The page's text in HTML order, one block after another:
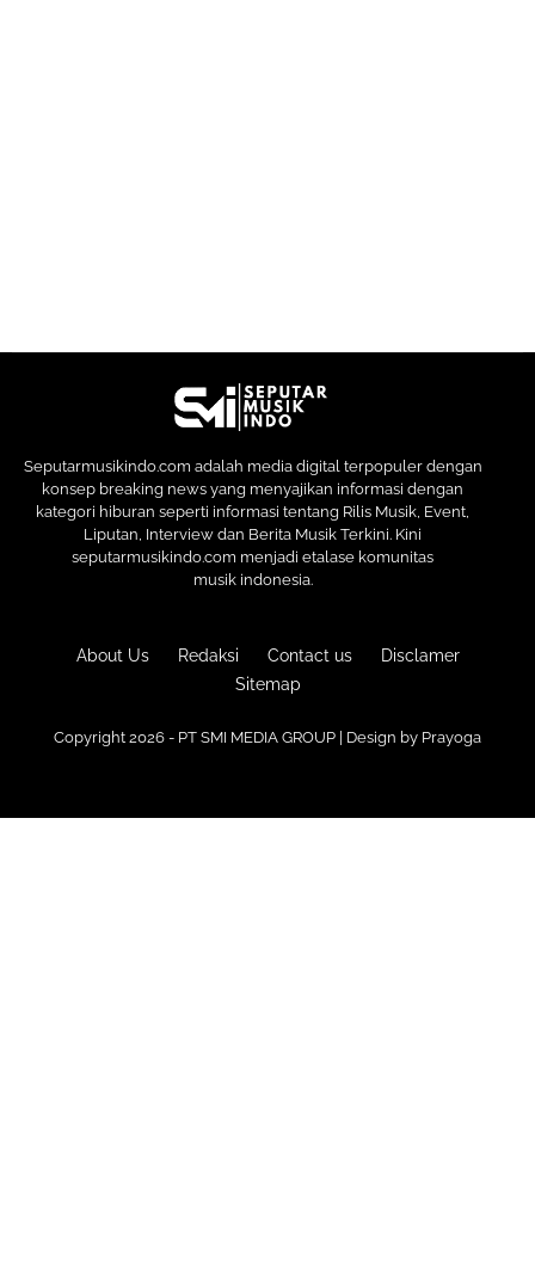
Seputarmusikindo.com adalah media digital terpopuler dengan
konsep breaking news yang menyajikan informasi dengan
kategori hiburan seperti informasi tentang Rilis Musik, Event,
Liputan, Interview dan Berita Musik Terkini. Kini
seputarmusikindo.com menjadi etalase komunitas
musik indonesia.
Copyright 2026 - PT SMI MEDIA GROUP | Design by Prayoga
About Us Redaksi Contact us
Disclamer
Sitemap